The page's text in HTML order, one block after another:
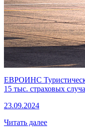
ЕВРОИНС
15 тыс. страховых
23.09.2024
Читать далее